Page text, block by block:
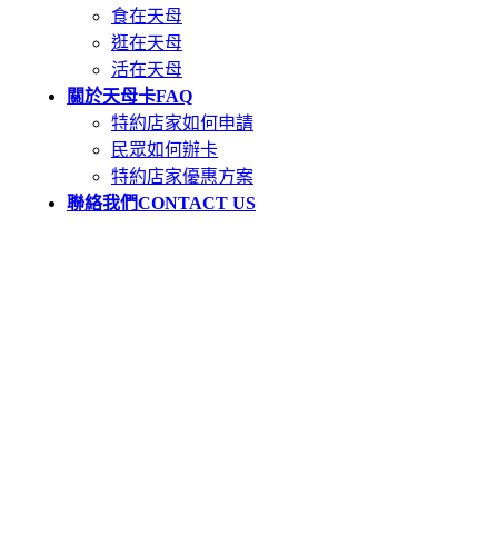
食在天母
逛在天母
活在天母
關於天母卡FAQ
特約店家如何申請
民眾如何辦卡
特約店家優惠方案
聯絡我們CONTACT US